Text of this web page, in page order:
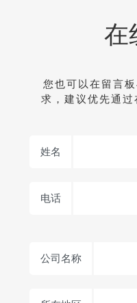
在
您也可以在留言
求，建议优先通
姓名
电话
公司名称